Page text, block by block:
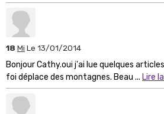
18 Mi Le 13/01/2014
Bonjour Cathy.oui j'ai lue quelques
foi déplace des montagnes. Beau ... Lire